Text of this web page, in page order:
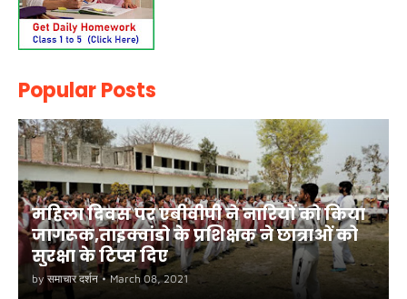
Popular Posts
महिला दिवस पर एबीवीपी ने नारियों को किया
जागरूक,ताइक्वांडो के प्रशिक्षक ने छात्राओं को
सुरक्षा के टिप्स दिए
by समाचार दर्शन • March 08, 2021